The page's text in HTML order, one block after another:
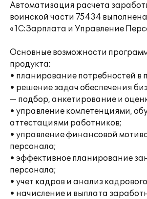
Автоматизация расчета
воинской части 75434
«1С:Зарплата и Управление
Основные возможности
продукта:
• планирование потребностей в
• решение задач обеспечения
— подбор, анкетирование и
• управление компетенциями,
аттестациями работников;
• управление финансовой
персонала;
• эффективное планирование
персонала;
• учет кадров и анализ
• начисление и выплата